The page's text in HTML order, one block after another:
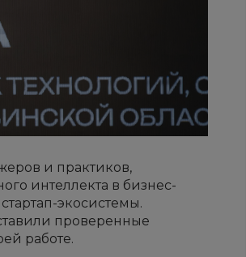
и практиков,
интеллекта в бизнес-
экосистемы.
проверенные
работе.